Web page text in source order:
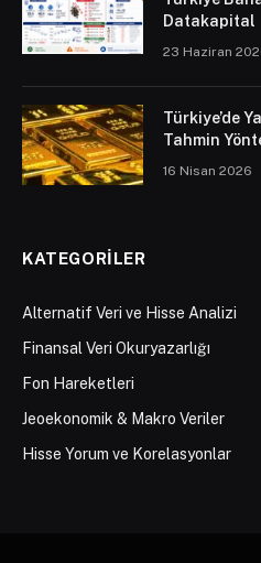
Datakapital
23 Haziran
Türkiye’de
Tahmin
16 Nisan 2026
KATEGORILER
Alternatif Veri ve Hisse Analizi
Finansal Veri Okuryazarlığı
Fon Hareketleri
Jeoekonomik & Makro Veriler
Hisse Yorum ve Korelasyonlar